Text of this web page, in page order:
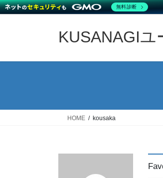
KUSANAGI
HOME kousaka
無料診断